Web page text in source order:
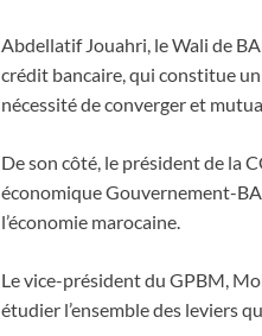
Abdellatif Jouahri, le Wali de
crédit bancaire, qui constitue
nécessité de converger et
De son côté, le président de la
économique Gouvernement-
l’économie marocaine.
Le vice-président du GPBM,
étudier l’ensemble des leviers